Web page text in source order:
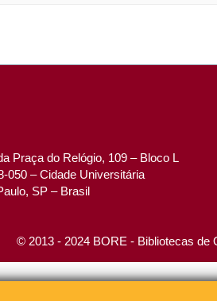
Praça do Relógio, 109 – Bloco L
050 – Cidade Universitária
SP – Brasil
© 2013 - 2024 BORE - Bibliotecas de